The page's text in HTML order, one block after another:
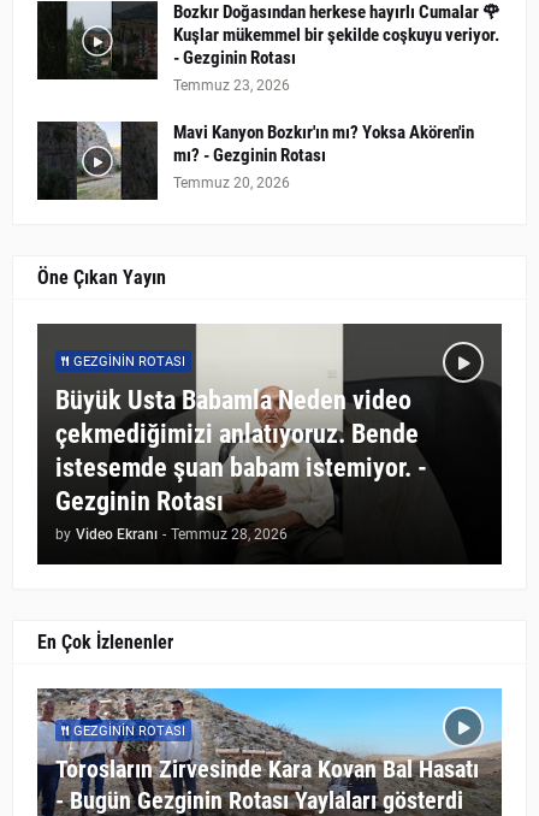
Bozkır Doğasından herkese hayırlı Cumalar 🌹
Kuşlar mükemmel bir şekilde coşkuyu veriyor.
- Gezginin Rotası
Temmuz 23, 2026
Mavi Kanyon Bozkır'ın mı? Yoksa Akören'in
mı? - Gezginin Rotası
Temmuz 20, 2026
Öne Çıkan Yayın
GEZGININ ROTASI
Büyük Usta Babamla Neden video
çekmediğimizi anlatıyoruz. Bende
istesemde şuan babam istemiyor. -
Gezginin Rotası
by Video Ekranı - Temmuz 28, 2026
En Çok İzlenenler
GEZGININ ROTASI
Torosların Zirvesinde Kara Kovan Bal Hasatı
- Bugün Gezginin Rotası Yaylaları gösterdi